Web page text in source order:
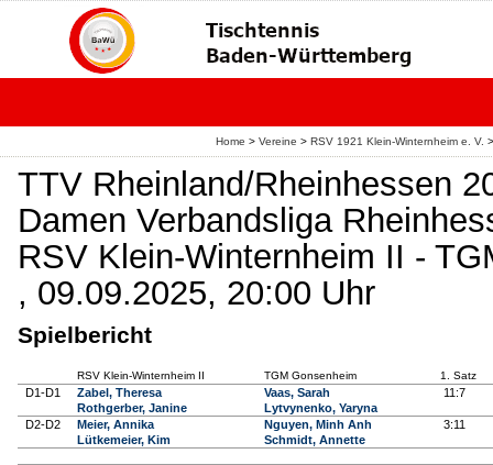
Home > Vereine > RSV 1921 Klein-Winternheim e. V.
TTV Rheinland/Rheinhessen
Damen Verbandsliga
RSV Klein-Winternheim II -
, 09.09.2025, 20:00 Uhr
Spielbericht
RSV Klein-Winternheim II TGM Gonsenheim 1. Satz
D1-D1
Zabel, Theresa
Rothgerber, Janine
Vaas, Sarah
Lytvynenko, Yaryna
11:7
D2-D2
Meier, Annika
Lütkemeier, Kim
Nguyen, Minh Anh
Schmidt, Annette
3:11